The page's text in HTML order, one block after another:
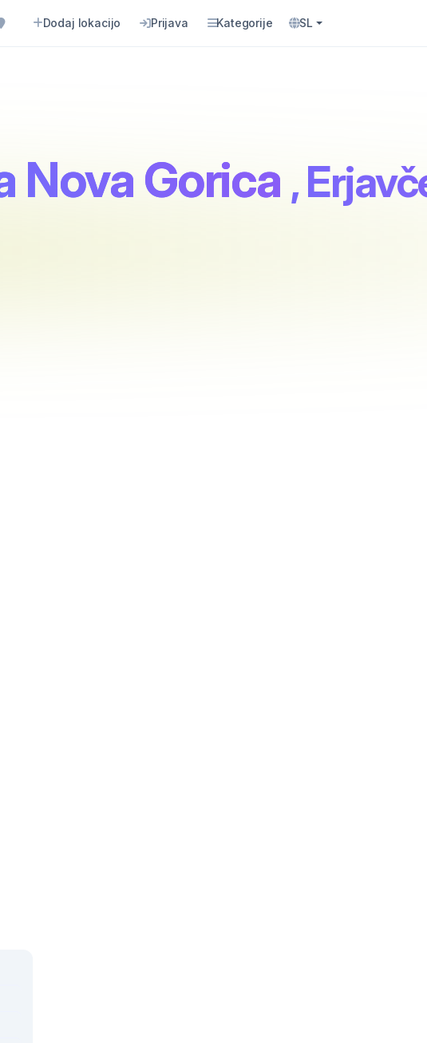
Dodaj lokacijo Prijava Kategorije SL
Nova Gorica ,